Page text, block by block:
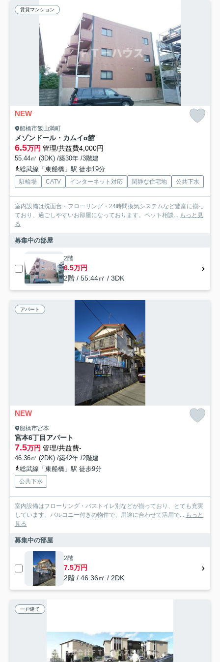
賃貸マンション
NEW
船橋市飯山満町
メゾンドール・カムイα館
6.5万円 管理/共益費4,000円
55.44㎡ (3DK) /築30年 /3階建
総武線「東船橋」駅 徒歩19分
駐輪場 CATV インターネット対応 閑静な住宅地 公共下水
室内設備は洗面台・フローリング・24時間換気システムなど豊富に揃っ
ており、過ごしやすいお部屋になっております。ペット相談... もっと見
る
募集中の部屋
2階
6.5万円
2階 / 55.44㎡ / 3DK
アパート
NEW
船橋市宮本
宮本6丁目アパート
7.5万円 管理/共益費-
46.36㎡ (2DK) /築42年 /2階建
総武線「東船橋」駅 徒歩9分
公共下水
室内設備はフローリング・バストイレ別などが揃っており、とても充実
しています。バルコニー付きの物件で、用途に合わせて活用で... もっと
見る
募集中の部屋
2階
7.5万円
2階 / 46.36㎡ / 2DK
一戸建て